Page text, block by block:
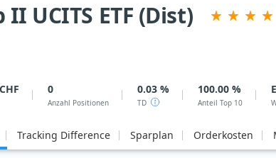
UCITS ETF (Dist)
0
Anzahl Positionen
0.03 %
TD
100.00 %
Anteil Top 10
Tracking Difference Sparplan Orderkosten